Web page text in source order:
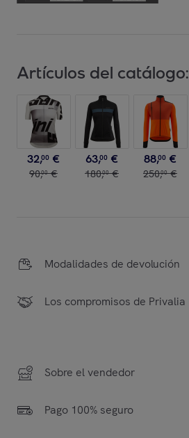
Artículos del catálogo:
32,00 €
90,00 €
63,00 €
180,00 €
88,00 €
250,00 €
Modalidades de devolución
Los compromisos de Privalia
Sobre el vendedor
Pago 100% seguro